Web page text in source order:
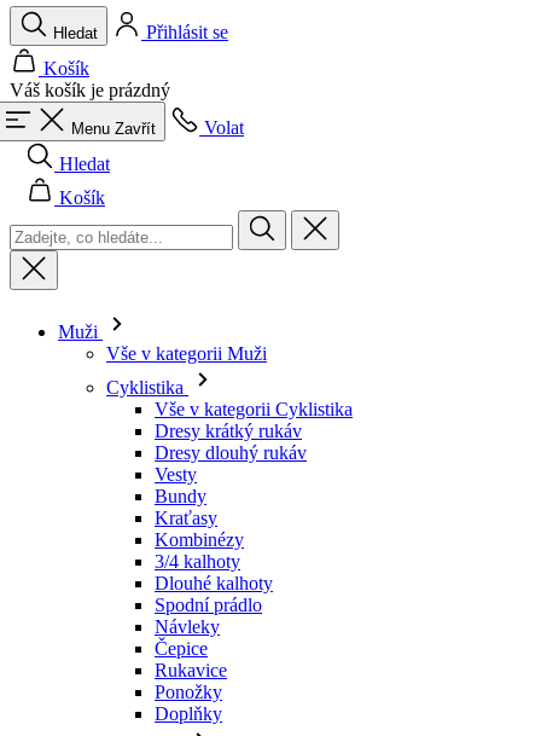
Hledat
Přihlásit se
Košík
Váš košík je prázdný
Menu Zavřít
Volat
Hledat
Košík
Muži
Vše v kategorii Muži
Cyklistika
Vše v kategorii Cyklistika
Dresy krátký rukáv
Dresy dlouhý rukáv
Vesty
Bundy
Kraťasy
Kombinézy
3/4 kalhoty
Dlouhé kalhoty
Spodní prádlo
Návleky
Čepice
Rukavice
Ponožky
Doplňky